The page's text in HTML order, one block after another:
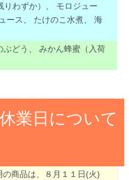
わずか）
モロジュー
ース たけのこ水煮 、海
ぶどう 、みかん蜂蜜（入荷
業日について
)はお盆期間のため休業
商品は、８月１１日(火)